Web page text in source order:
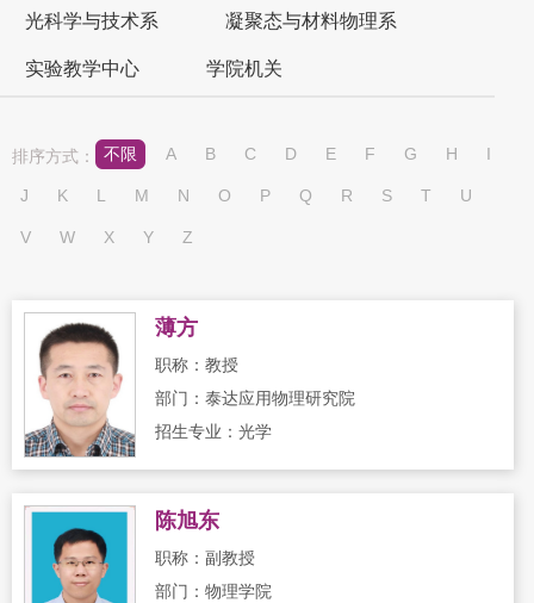
光科学与技术系 凝聚态与材料物理系
实验教学中心 学院机关
排序方式： 不限 A B C D E F G H I
J K L M N O P Q R S T U
V W X Y Z
薄方
职称：教授
部门：泰达应用物理研究院
招生专业：光学
陈旭东
职称：副教授
部门：物理学院